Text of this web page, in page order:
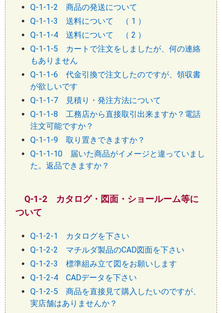
Q-1-1-2 商品の発送について
Q-1-1-3 送料について （ 1 ）
Q-1-1-4 送料について （ 2 ）
Q-1-1-5 カートで注文をしましたが、何の連絡
もありません
Q-1-1-6 代金引換で注文したのですが、領収書
が欲しいです
Q-1-1-7 見積り・発注方法について
Q-1-1-8 工務店から直接取引出来ますか？電話
注文可能ですか？
Q-1-1-9 取り置きできますか？
Q-1-1-10 届いた商品がイメージと違っていまし
た。返品できますか？
Q-1-2 カタログ・図面・ショールーム等に
ついて
Q-1-2-1 カタログを下さい
Q-1-2-2 マチルダ製品のCAD図面を下さい
Q-1-2-3 標準組み立て図をお願いします
Q-1-2-4 CADデータを下さい
Q-1-2-5 商品を直接見て購入したいのですが、
実店舗はありませんか？